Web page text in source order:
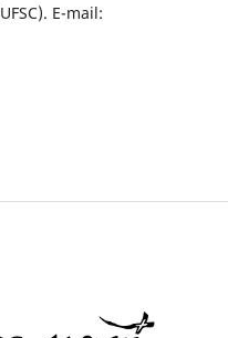
E-mail: